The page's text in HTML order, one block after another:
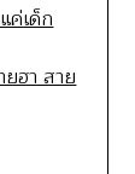
ค่เด็ก
ฮา สาย